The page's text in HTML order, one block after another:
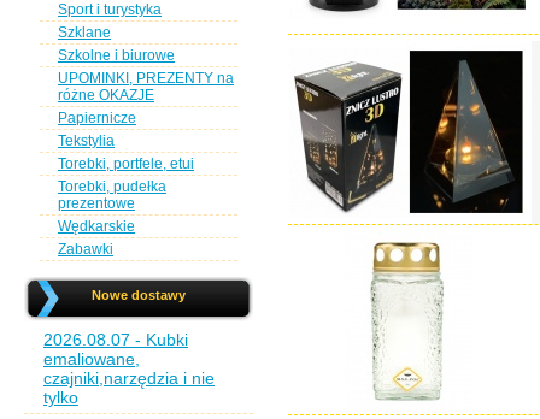
Sport i turystyka
Szklane
Szkolne i biurowe
UPOMINKI, PREZENTY na
różne OKAZJE
Papiernicze
Tekstylia
Torebki, portfele, etui
Torebki, pudełka
prezentowe
Wędkarskie
Zabawki
Nowe dostawy
2026.08.07 - Kubki
emaliowane,
czajniki,narzędzia i nie
tylko